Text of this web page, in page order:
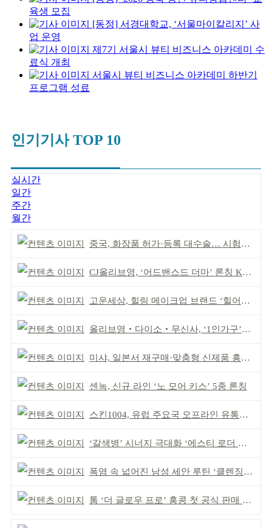
육생 모집
[동정] 서경대학교, ‘서울마이칼리지’ 사
업 운영
제7기 서울시 뷰티 비즈니스 아카데미 수
료식 개최
서울시 뷰티 비즈니스 아카데미 하반기
프로그램 성료
인기기사 TOP 10
실시간
일간
주간
월간
중국, 화장품 허가·등록 대수술… 시험자료 공용 허용
CJ올리브영, ‘어드밴스드 더마’ 론칭 K더마 육성 박차
고운세상, 힐링 메이크업 브랜드 ‘힐어스’ 론칭
올리브영‧다이소‧무신사, ‘1인가구’가 이끈다
미샤, 일본서 재구매·맞춤형 신제품 흥행 ‘쌍끌이’
센녹, 신규 라인 ‘노 모어 키스’ 5종 론칭
스킨1004, 유럽 주요국 오프라인 유통망 확대
‘갈색병’ 시너지 극대화 ‘에스티 로더 스킨부스터’ 출시
폭염 속 넓어진 남성 세안 루틴 ‘클렌징’ 거래액 급증
톰 ‘더 글로우 프로’ 홍콩 첫 공식 판매 완판